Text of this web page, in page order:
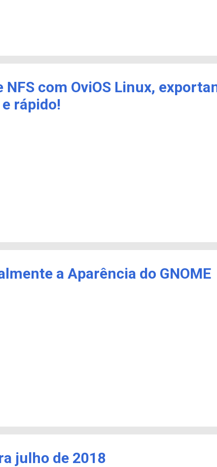
o que não é sempre possível em tomografias em duas
com OviOS Linux,
rápido!
a Aparência do GNOME
julho de 2018